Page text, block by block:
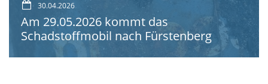
30.04.2026
Am 29.05.2026 kommt das
Schadstoffmobil nach Fürstenberg